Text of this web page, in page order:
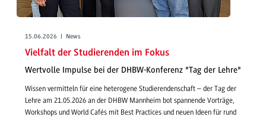
15.06.2026 | News
Vielfalt der Studierenden im Fokus
Wertvolle Impulse bei der DHBW-Konferenz "Tag der Lehre"
Wissen vermitteln für eine heterogene Studierendenschaft – der Tag der
Lehre am 21.05.2026 an der DHBW Mannheim bot spannende Vorträge,
Workshops und World Cafés mit Best Practices und neuen Ideen für rund